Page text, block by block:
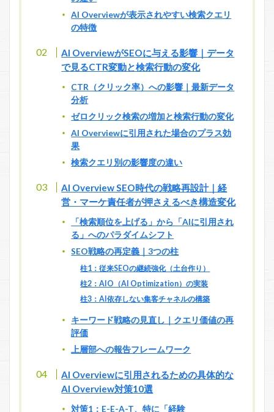
AI Overviewが表示されやすい検索クエリ
の特徴
AI OverviewがSEOに与える影響｜データ
で見るCTR変動と検索行動の変化
CTR（クリック率）への影響｜最新データ
分析
ゼロクリック検索の増加と検索行動の変化
AI Overviewに引用された場合のプラス効
果
検索クエリ別の影響度の違い
AI Overview SEO時代の戦略再設計｜経
営・マーケ責任者が押さえるべき構造変化
「検索順位を上げる」から「AIに引用され
る」へのパラダイムシフト
SEO戦略の再定義｜3つの柱
柱1：従来SEOの継続強化（土台作り）
柱2：AIO（AI Optimization）の実装
柱3：AI依存しない集客チャネルの構築
キーワード戦略の見直し｜クエリ価値の再
評価
上層部への報告フレームワーク
AI Overviewに引用されるための具体的な
AI Overview対策10選
対策1：E-E-A-T、特に「経験